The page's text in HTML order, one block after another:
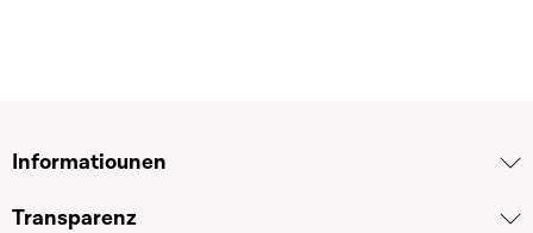
Informatiounen
Transparenz